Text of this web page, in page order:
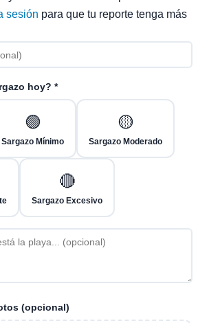
sesión para que tu reporte tenga más
hoy? *
🟢
Sargazo Mínimo
🟡
Sargazo Moderado
🔴
Sargazo Excesivo
(opcional)